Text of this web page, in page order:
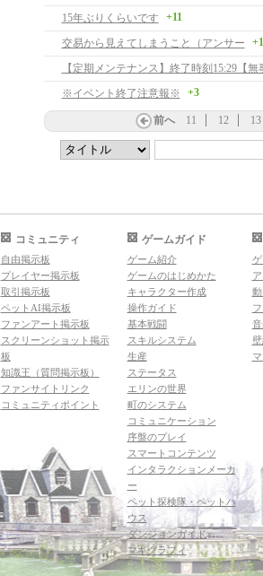
15年ぶりくらいです +11
交易から見えてしまうこと（アンサー
【定期メンテナンス】終了時刻15:29【無
※イベント終了注意報※
+3
前へ 11 12 13
コミュニティ
自由掲示板
プレイヤー掲示板
取引掲示板
ペットAI掲示板
ファンアート掲示板
スクリーンショット掲示
板
知識王（質問掲示板）
ファンサイトリンク
コミュニティポイント
ゲームガイド
ゲーム紹介
ゲームのはじめかた
キャラクター作成
操作ガイド
基本戦闘
スキルシステム
生産
ステータス
エリンの世界
町のシステム
コミュニケーション
序盤のプレイ
スマートコンテンツ
インタラクションメーカ
ー
ペット探検隊・ペットハ
ウス
ダンジョンガイド
マギグラフィ